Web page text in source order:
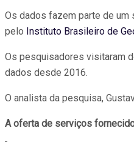
Os dados fazem parte de um
pelo Instituto Brasileiro de
Os pesquisadores visitaram
dados desde 2016.
O analista da pesquisa,
A oferta de serviços